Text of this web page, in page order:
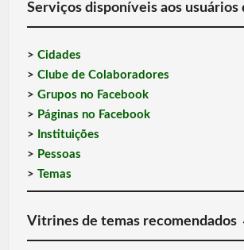
Serviços disponíveis aos usuários
> Cidades
> Clube de Colaboradores
> Grupos no Facebook
> Páginas no Facebook
>
Instituições
> Pessoas
> Temas
Vitrines de temas recomendados